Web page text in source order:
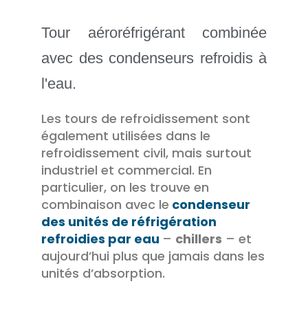
Tour aéroréfrigérant combinée
avec des condenseurs refroidis à
l'eau.
Les tours de refroidissement sont
également utilisées dans le
refroidissement civil, mais surtout
industriel et commercial. En
particulier, on les trouve en
combinaison avec le condenseur
des unités de réfrigération
refroidies par eau – chillers – et
aujourd’hui plus que jamais dans les
unités d’absorption.